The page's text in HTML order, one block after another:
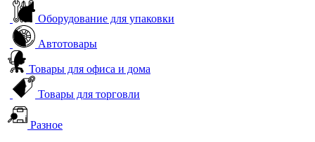
Оборудование для упаковки
Автотовары
Товары для офиса и дома
Товары для торговли
Разное